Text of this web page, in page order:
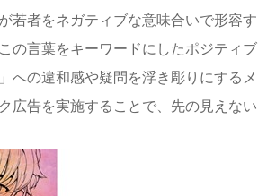
若者をネガティブな意味合いで形容す
の言葉をキーワードにしたポジティブ
への違和感や疑問を浮き彫りにするメ
広告を実施することで、先の見えない